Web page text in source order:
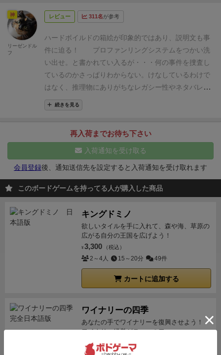
す。能力は最初からリソースを得たり２段階解放のス
場、右がラウンドサマリーになってます。 全部で５枚
あるダイスボードから１枚選び、そのゲームで使用し
ます。 残り４枚は裏返してプロファイリングボード
（リソース消費で使えるマスの絵がある）になりま
す。 それぞれダイスで得られるピースの形やマイルス
トーンが違います。
出た目毎にダイスボードに並べる（ソロの場合は左か
ら1と2,3,4,5,6の５つ）。※ダイスは手持ちのに差し
替えてます。②行動決定フェイズ：好きなダイスを取
り書かれているリソースを得ます。【５のダイスを取
ったのでリソース：資料（青い本）を１つ獲得※右下
綺麗に消えてないですすいません】③探索フェイズ：
に該当するピースを囲み、1種類のリソースを得ます
（お金とスキルは囲い不要で獲得できる）【５のダイ
スの形状（助手効果を得ないと反転不可）を記載し、
そのうちリソース「うわさ」（ピンクのふきだし）を
リングエリアにピースを書き込む。書き込むピースは
現在公開されているプロファイリングボードからリソ
ースを支払えるものに限る。
のうち1種類を得ることができる。（鍵と錠のセッ
ト、コネクション、統計データはピース内に含むだけ
さを１つ消費して４マスの四角をプロファイリングエ
レビュー 311名が参考
ハードボイルドの箱絵が印象的ではあり、説明文も事
件に迫る！
プロファンリングシステムをつかい洗
い出せ。
と書かれてい入るが・・・ 何の事件を捜査し
ているのかさっぱりわからない。 けなしているわけで
はなく、推理物にありがちなレガシー性やネタバレ要
素なんてものは一切ない。
によって決まるのだ（暴論）
て、このゲームの魅力をご紹介します。まず個人ボー
ドを選びます6種類それぞれ能力が異なります。右半
分はサマリーですからメインはこの初期アイテムだと
思ってください。続いてこの中からランダムでメイン
ボードを決めた後、
裏にして4枚ほどメインボードの
下に置きます。（これは毎ラウンド変わります）
あとプレイヤー順でいろいろ受け取った後ゲームがは
じまります。ゲームの手順
スタートプレイヤーはサイ
コロを5つ振った後左から昇順に置いていき、
プレイ
ヤー順に欲しいアイコン（アイテム）をピックしたら
まず書斎というアイテム置き場に左詰めで丸をつけて
そしてゲームボードのところに書いてあっ
場所に囲みます。そこから1種類のアイコンを手に入
るなら2個以上手に入ります）その後下のボードの一
覧から書斎のアイテムを消費してピースを購入し プロ
エリアに反映させチェックを入れます。（アイコンよ
続きを見る
神
リーゼンドル
フ
再入荷までお待ち下さい
入荷通知を受け取る
会員登録後、通知送信先を設定すると入荷通知を受け取れます
このボードゲームを持ってる人が購入した商品
キングドミノ
欲しいタイルを手に入れて、森や海、草原の
広がる自分の王国を広げよう！
¥ 3,300 （税込）
2～4人 15～20分 49件
カートに追加する
ワイナリーの四季
あなたの手でワイナリーを復興させよう！
ワイナリー経営がテーマのワー...
7,920 （税込）